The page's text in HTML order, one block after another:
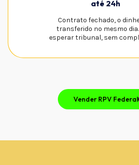
até 24h
Contrato fechado, o
transferido no mesmo dia.
esperar tribunal, sem
Vender RPV Federal